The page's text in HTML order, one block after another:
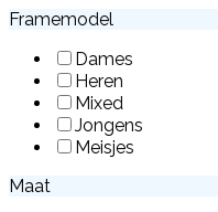
Framemodel
Dames
Heren
Mixed
Jongens
Meisjes
Maat